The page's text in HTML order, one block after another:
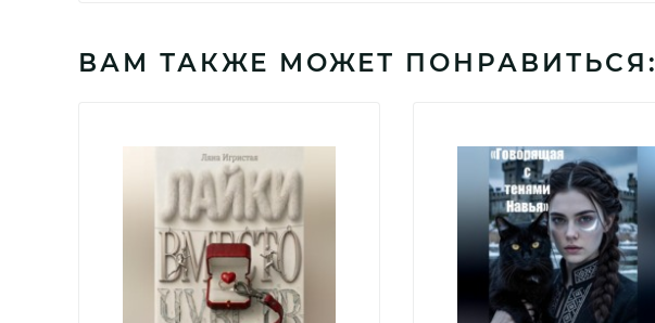
ВАМ ТАКЖЕ МОЖЕТ ПОНРАВИТЬСЯ: